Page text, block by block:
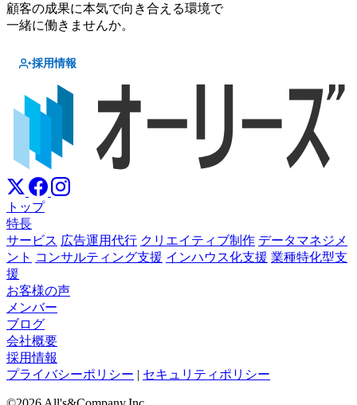
顧客の成果に本気で向き合える環境で
一緒に働きませんか。
採用情報
トップ
特長
サービス 広告運用代行 クリエイティブ制作 データマネジメ
ント コンサルティング支援 インハウス化支援 業種特化型支
援
お客様の声
メンバー
ブログ
会社概要
採用情報
プライバシーポリシー | セキュリティポリシー